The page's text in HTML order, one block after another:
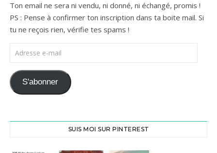
Ton email ne sera ni vendu, ni donné, ni échangé, promis !
PS : Pense à confirmer ton inscription dans ta boite mail. Si
tu ne reçois rien, vérifie tes spams !
Adresse e-mail
S'abonner
SUIS MOI SUR PINTEREST